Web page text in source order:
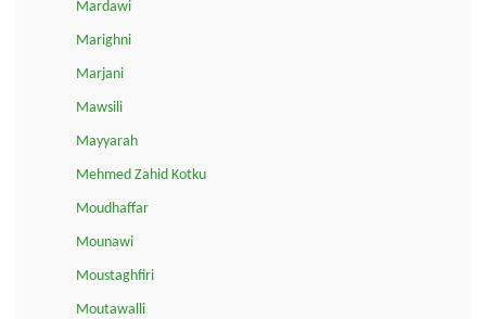
Mardawi
Marighni
Marjani
Mawsili
Mayyarah
Mehmed Zahid Kotku
Moudhaffar
Mounawi
Moustaghfiri
Moutawalli